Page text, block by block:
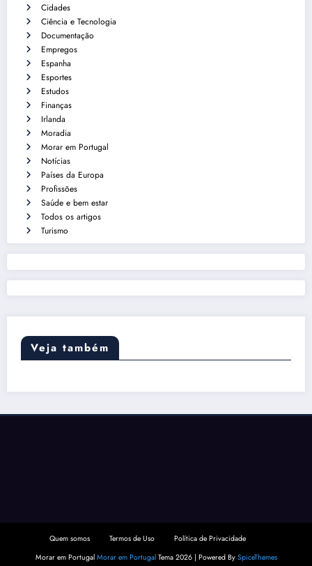
Cidades
Ciência e Tecnologia
Documentação
Empregos
Espanha
Esportes
Estudos
Finanças
Irlanda
Moradia
Morar em Portugal
Notícias
Países da Europa
Profissões
Saúde e bem estar
Todos os artigos
Turismo
Veja também
Quem somos Termos de Uso
Política de Privacidade
Morar em Portugal Morar em PortugalTema 2026 | Powered By SpiceThemes